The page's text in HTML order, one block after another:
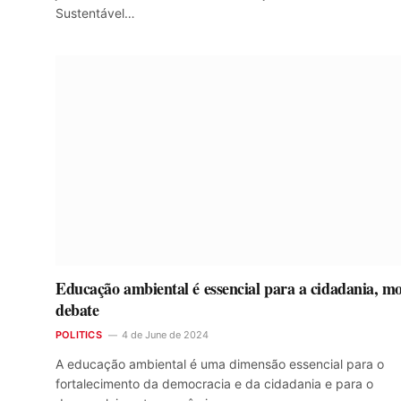
Sustentável…
Educação ambiental é essencial para a cidadania,
debate
POLITICS 4 de June de 2024
A educação ambiental é uma dimensão essencial para o
fortalecimento da democracia e da cidadania e para o